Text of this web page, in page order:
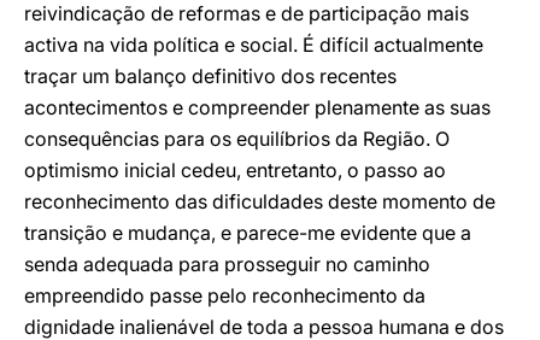
reivindicação de reformas e de participação mais
activa na vida política e social. É difícil actualmente
traçar um balanço definitivo dos recentes
acontecimentos e compreender plenamente as suas
consequências para os equilíbrios da Região. O
optimismo inicial cedeu, entretanto, o passo ao
reconhecimento das dificuldades deste momento de
transição e mudança, e parece-me evidente que a
senda adequada para prosseguir no caminho
empreendido passe pelo reconhecimento da
dignidade inalienável de toda a pessoa humana e dos